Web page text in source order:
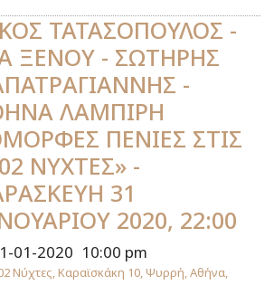
ΤΑΤΑΣΟΠΟΥΛΟΣ -
ΞΕΝΟΥ - ΣΩΤΗΡΗΣ
-
ΛΑΜΠΙΡΗ
ΠΕΝΙΕΣ ΣΤΙΣ
ΝΥΧΤΕΣ» -
31
2020, 22:00
01-2020 10:00 pm
Νύχτες, Καραϊσκάκη 10, Ψυρρή, Αθήνα,